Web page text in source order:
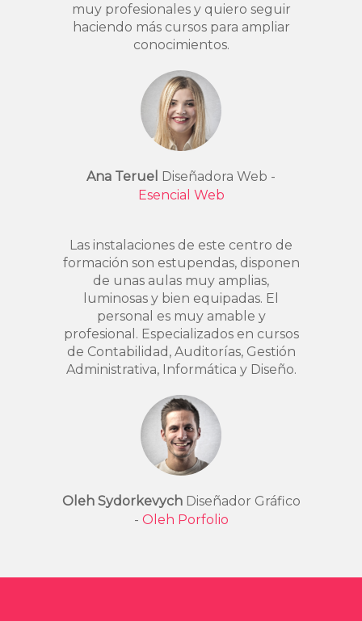
muy profesionales y quiero seguir
haciendo más cursos para ampliar
conocimientos.
Ana Teruel Diseñadora Web -
Esencial Web
Las instalaciones de este centro de
formación son estupendas, disponen
de unas aulas muy amplias,
luminosas y bien equipadas. El
personal es muy amable y
profesional. Especializados en cursos
de Contabilidad, Auditorías, Gestión
Administrativa, Informática y Diseño.
Oleh SydorkevychDiseñador Gráfico
- Oleh Porfolio